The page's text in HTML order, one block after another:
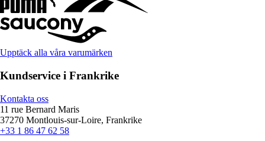
Upptäck alla våra varumärken
Kundservice i Frankrike
Kontakta oss
11 rue Bernard Maris
37270 Montlouis-sur-Loire, Frankrike
+33 1 86 47 62 58